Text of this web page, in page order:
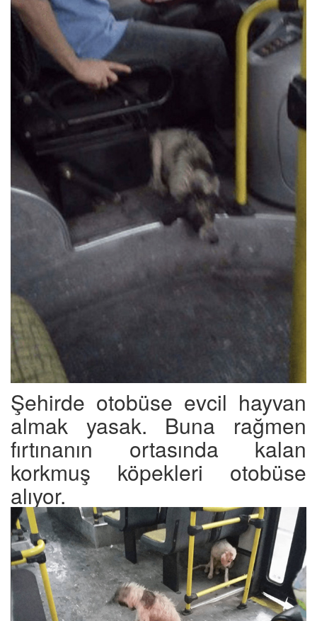
Şehirde otobüse evcil hayvan
almak yasak. Buna rağmen
fırtınanın ortasında kalan
korkmuş köpekleri otobüse
alıyor.